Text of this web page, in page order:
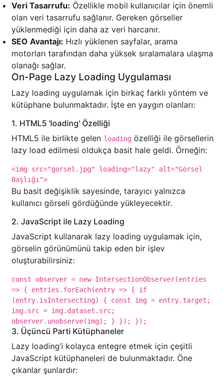
Veri Tasarrufu: Özellikle mobil kullanıcılar için önemli
olan veri tasarrufu sağlanır. Gereken görseller
yüklenmediği için daha az veri harcanır.
SEO Avantajı: Hızlı yüklenen sayfalar, arama
motorları tarafından daha yüksek sıralamalara ulaşma
olanağı sağlar.
On-Page Lazy Loading Uygulaması
Lazy loading uygulamak için birkaç farklı yöntem ve
kütüphane bulunmaktadır. İşte en yaygın olanları:
1. HTML5 'loading' Özelliği
HTML5 ile birlikte gelen loading özelliği ile görsellerin
lazy load edilmesi oldukça basit hale geldi. Örneğin:
<img src="gorsel.jpg" loading="lazy" alt="Görsel
Başlığı">
Bu basit değişiklik sayesinde, tarayıcı yalnızca
kullanıcı görseli gördüğünde yükleyecektir.
2. JavaScript ile Lazy Loading
JavaScript kullanarak lazy loading uygulamak için,
görselin görünümünü takip eden bir işlev
oluşturabilirsiniz:
const observer = new IntersectionObserver(entries
=> { entries.forEach(entry => { if
(entry.isIntersecting) { const img = entry.target;
img.src = img.dataset.src;
observer.unobserve(img); } }); });
3. Üçüncü Parti Kütüphaneler
Lazy loading’i kolayca entegre etmek için çeşitli
JavaScript kütüphaneleri de bulunmaktadır. Öne
çıkanlar şunlardır: